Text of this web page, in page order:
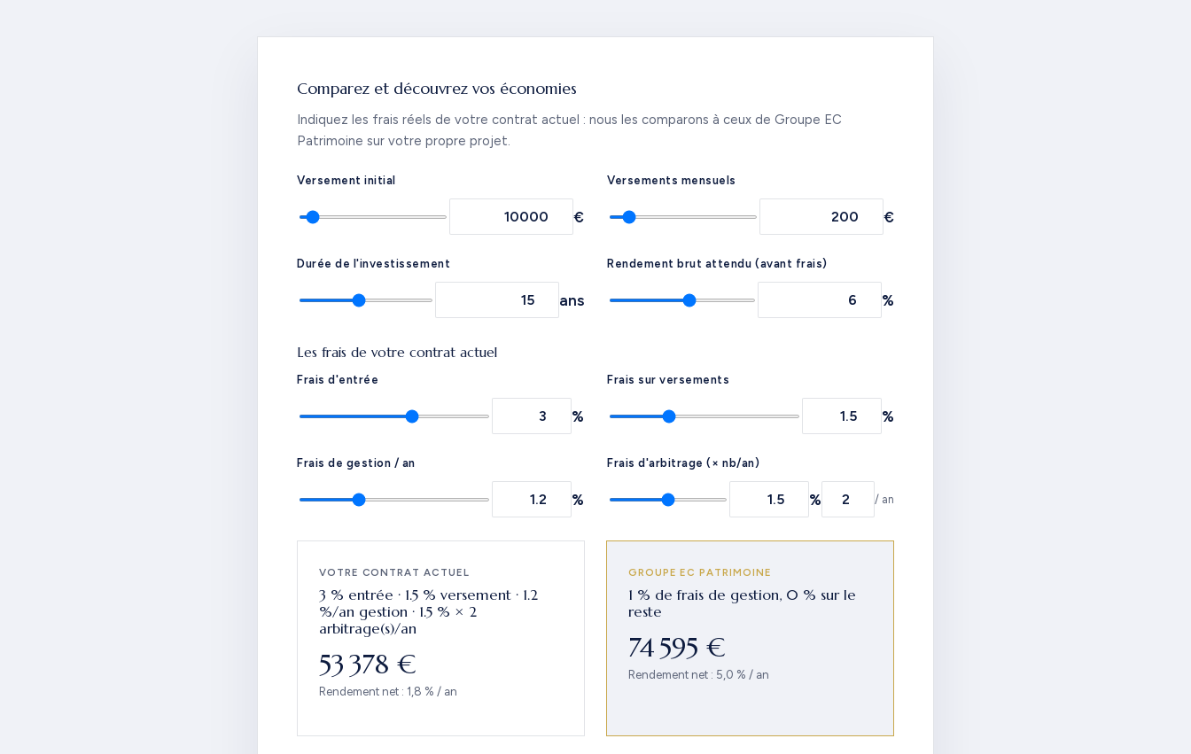
Comparez et découvrez vos économies
Indiquez les frais réels de votre contrat actuel : nous les comparons à ceux de Groupe EC
Patrimoine sur votre propre projet.
Versement initial
€
Versements mensuels
€
Durée de l'investissement
ans
Rendement brut attendu (avant frais)
%
Les frais de votre contrat actuel
Frais d'entrée
%
Frais sur versements
%
Frais de gestion / an
%
Frais d'arbitrage (× nb/an)
% / an
VOTRE CONTRAT ACTUEL
3 % entrée · 1.5 % versement · 1.2
%/an gestion · 1.5 % × 2
arbitrage(s)/an
53 378 €
Rendement net : 1,8 % / an
GROUPE EC PATRIMOINE
1 % de frais de gestion, 0 % sur le
reste
74 595 €
Rendement net : 5,0 % / an